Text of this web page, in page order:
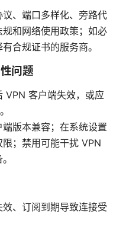
、端口多样化、旁路代
和网络使用政策；如必
合规证书的服务商。
问题
VPN 客户端失效，或应
版本兼容；在系统设置
；禁用可能干扰 VPN
、订阅到期导致连接受